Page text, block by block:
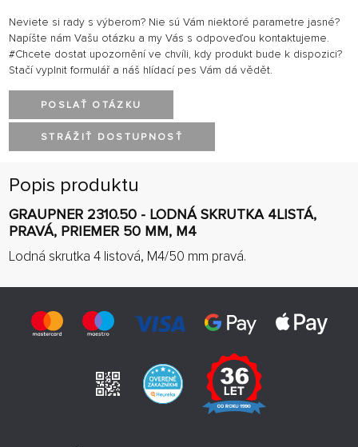
Neviete si rady s výberom? Nie sú Vám niektoré parametre jasné?
Napíšte nám Vašu otázku a my Vás s odpoveďou kontaktujeme.
#Chcete dostat upozornění ve chvíli, kdy produkt bude k dispozici?
Stačí vyplnit formulář a náš hlídací pes Vám dá vědět.
POSLAŤ OTÁZKU
STRÁŽIŤ DOSTUPNOSŤ
Popis produktu
GRAUPNER 2310.50 - LODNÁ SKRUTKA 4LISTÁ,
PRAVÁ, PRIEMER 50 MM, M4
Lodná skrutka 4 listová, M4/50 mm pravá.